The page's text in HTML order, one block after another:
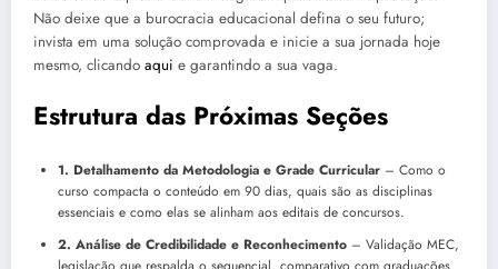
Não deixe que a burocracia educacional defina o seu futuro;
invista em uma solução comprovada e inicie a sua jornada hoje
mesmo, clicando aqui e garantindo a sua vaga.
Estrutura das Próximas Seções
1. Detalhamento da Metodologia e Grade Curricular – Como o
curso compacta o conteúdo em 90 dias, quais são as disciplinas
essenciais e como elas se alinham aos editais de concursos.
2. Análise de Credibilidade e Reconhecimento – Validação MEC,